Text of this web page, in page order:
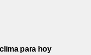
para hoy